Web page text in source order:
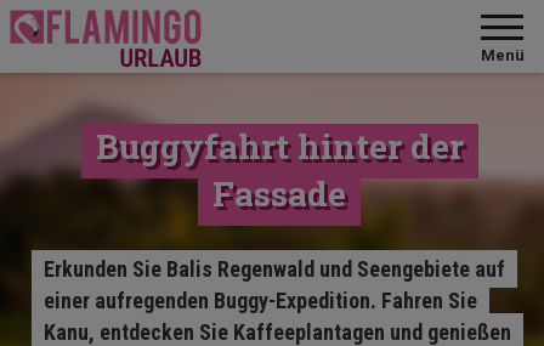
Menü
Buggyfahrt hinter der
Fassade
Erkunden Sie Balis Regenwald und Seengebiete auf
einer aufregenden Buggy-Expedition. Fahren Sie
Kanu, entdecken Sie Kaffeeplantagen und genießen